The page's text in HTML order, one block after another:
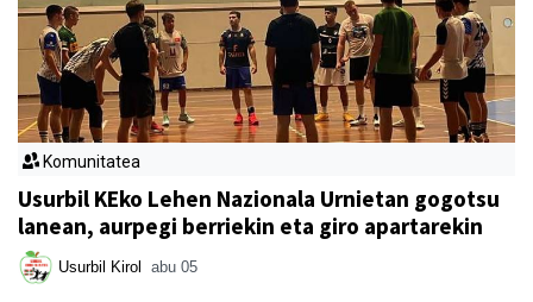
Komunitatea
Usurbil KEko Lehen Nazionala Urnietan gogotsu
lanean, aurpegi berriekin eta giro apartarekin
Usurbil Kirol abu 05